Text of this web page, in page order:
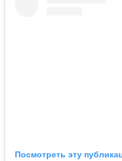
Посмотреть эту